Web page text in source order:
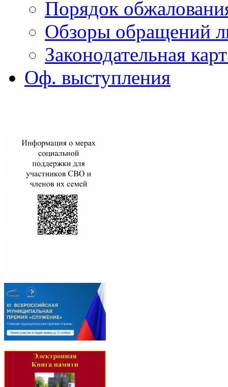
Порядок
Обзоры обращений
Законодательная
Оф. выступления